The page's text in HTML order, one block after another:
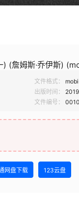
) (詹姆斯·乔伊斯)
文件格式：
出版时间：
文件编号：
网盘下载 123云盘